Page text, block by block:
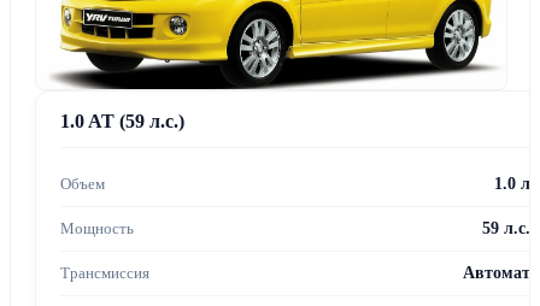
1.0 AT (59 л.с.)
1.0 л
59 л.с.
Автомат